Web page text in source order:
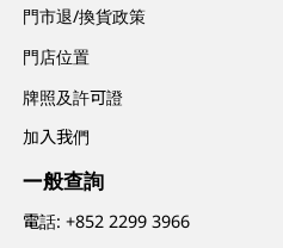
門市退/換貨政策
門店位置
牌照及許可證
加入我們
一般查詢
電話:+852 2299 3966